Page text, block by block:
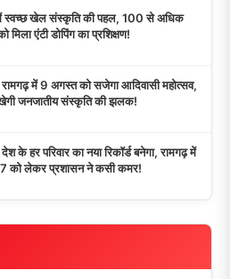
स्वच्छ खेल संस्कृति की पहल, 100 से अधिक
मिला एंटी डोपिंग का प्रशिक्षण!
में 9 अगस्त को सजेगा आदिवासी महोत्सव,
जनजातीय संस्कृति की झलक!
हर परिवार का नया रिकॉर्ड बनेगा, रामगढ़ में
को लेकर प्रशासन ने कसी कमर!